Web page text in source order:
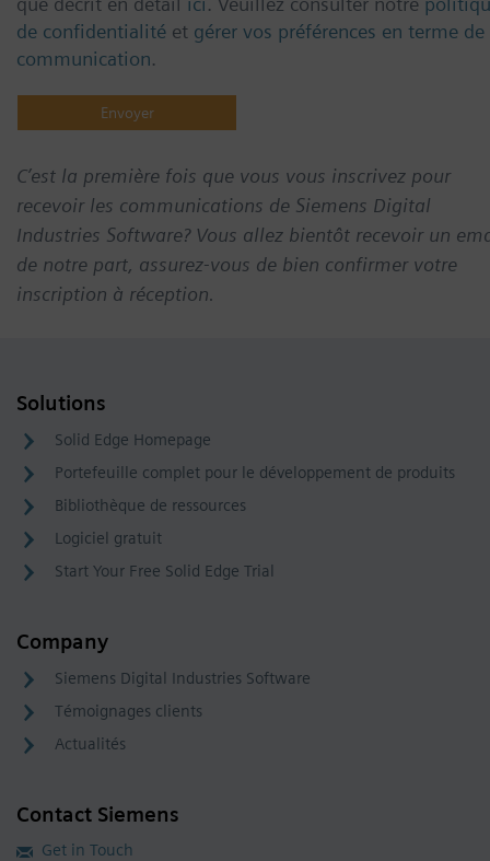
de confidentialité et gérer vos préférences en terme de
communication.
C’est la première fois que vous vous inscrivez pour
recevoir les communications de Siemens Digital
Industries Software? Vous allez bientôt recevoir un
de notre part, assurez-vous de bien confirmer votre
inscription à réception.
Solutions
Solid Edge Homepage
Portefeuille complet pour le développement de produits
Bibliothèque de ressources
Logiciel gratuit
Start Your Free Solid Edge Trial
Company
Siemens Digital Industries Software
Témoignages clients
Actualités
Contact Siemens
Get in Touch